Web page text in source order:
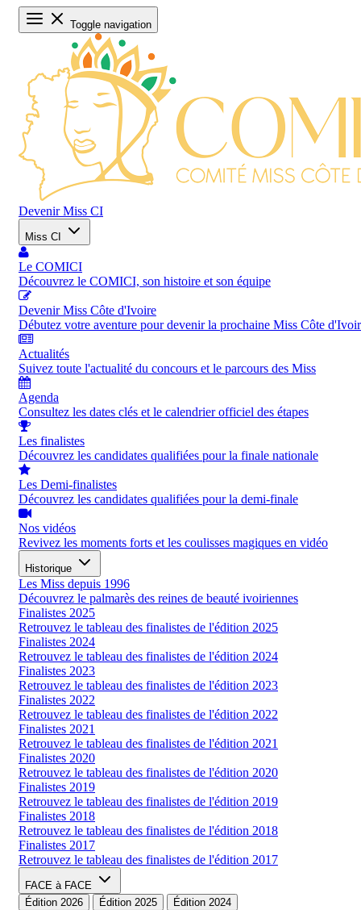
Toggle navigation
Devenir Miss CI
Miss CI
Le COMICI
Découvrez le COMICI, son histoire et son équipe
Devenir Miss Côte d'Ivoire
Débutez votre aventure pour devenir la prochaine Miss Côte
Actualités
Suivez toute l'actualité du concours et le parcours des Miss
Agenda
Consultez les dates clés et le calendrier officiel des étapes
Les finalistes
Découvrez les candidates qualifiées pour la finale nationale
Les Demi-finalistes
Découvrez les candidates qualifiées pour la demi-finale
Nos vidéos
Revivez les moments forts et les coulisses magiques en vidéo
Historique
Les Miss depuis 1996
Découvrez le palmarès des reines de beauté ivoiriennes
Finalistes 2025
Retrouvez le tableau des finalistes de l'édition 2025
Finalistes 2024
Retrouvez le tableau des finalistes de l'édition 2024
Finalistes 2023
Retrouvez le tableau des finalistes de l'édition 2023
Finalistes 2022
Retrouvez le tableau des finalistes de l'édition 2022
Finalistes 2021
Retrouvez le tableau des finalistes de l'édition 2021
Finalistes 2020
Retrouvez le tableau des finalistes de l'édition 2020
Finalistes 2019
Retrouvez le tableau des finalistes de l'édition 2019
Finalistes 2018
Retrouvez le tableau des finalistes de l'édition 2018
Finalistes 2017
Retrouvez le tableau des finalistes de l'édition 2017
FACE à FACE
Édition 2026
Édition 2025 Édition 2024